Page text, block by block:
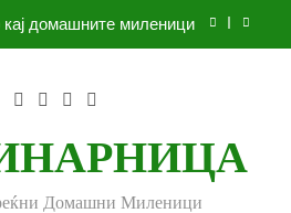
кај домашните миленици
кај кучиња и мачки |
Домашни Миленици